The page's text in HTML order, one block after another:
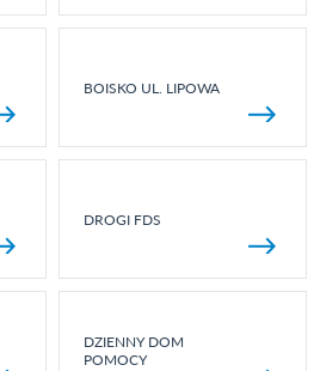
BOISKO UL. LIPOWA
DROGI FDS
DZIENNY DOM
POMOCY